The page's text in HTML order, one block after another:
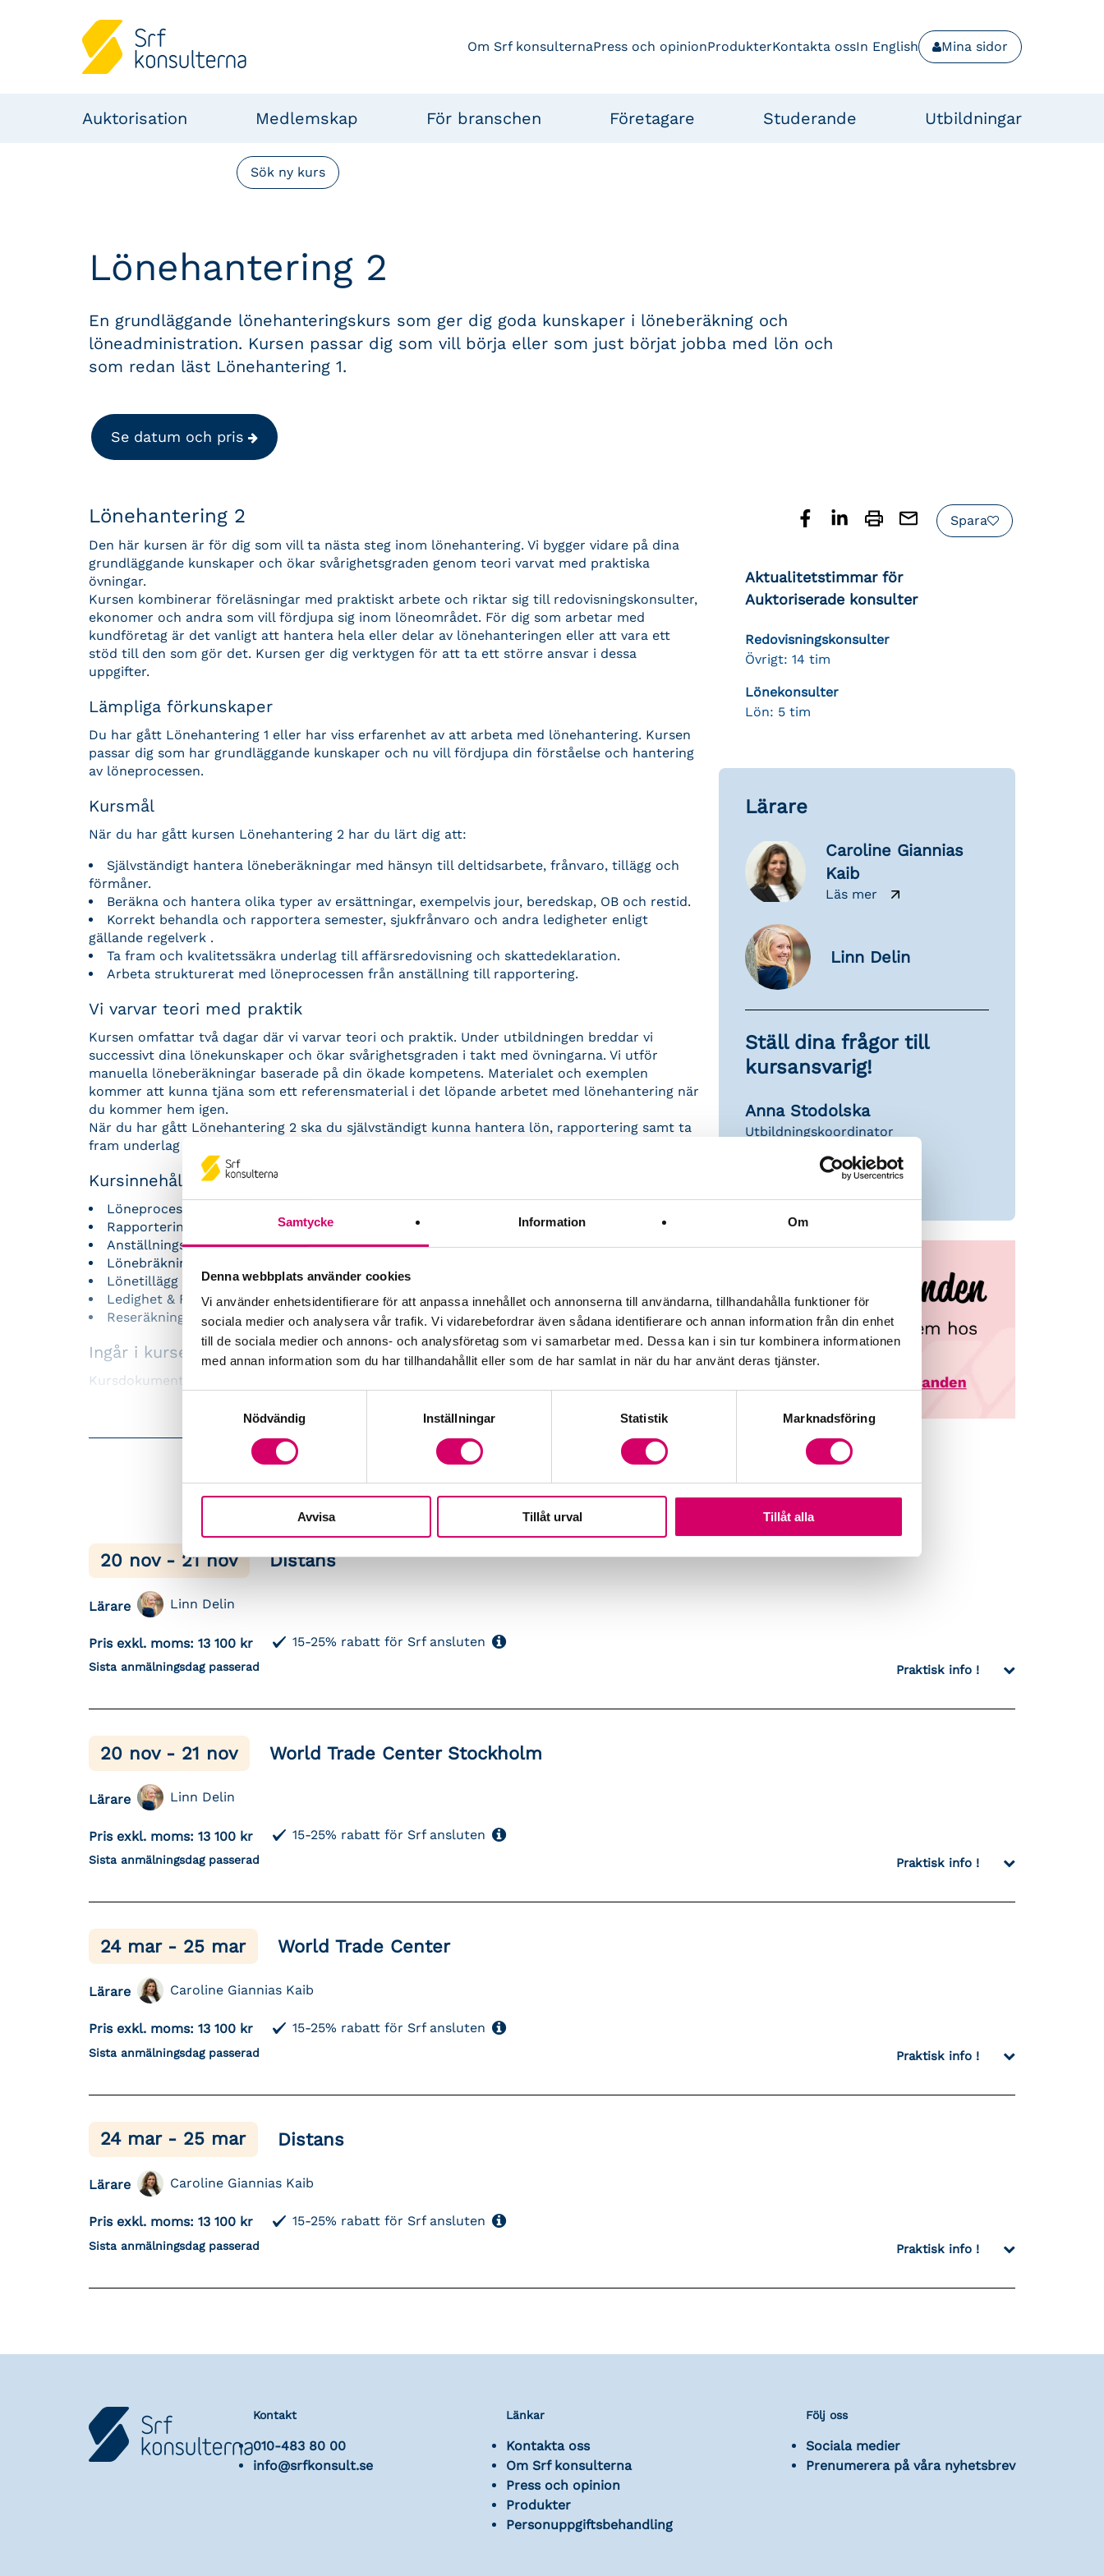
Samtycke Information Om
Denna webbplats använder cookies
Vi använder enhetsidentifierare för att anpassa innehållet och annonserna till användarna, tillhandahålla funktioner för
sociala medier och analysera vår trafik. Vi vidarebefordrar även sådana identifierare och annan information från din enhet
till de sociala medier och annons- och analysföretag som vi samarbetar med. Dessa kan i sin tur kombinera informationen
med annan information som du har tillhandahållit eller som de har samlat in när du har använt deras tjänster.
Nödvändig
Inställningar Statistik Marknadsföring
Avvisa Tillåt urval Tillåt alla
Om Srf konsulternaPress och opinionProdukterKontakta ossIn English Mina sidor
Auktorisation Medlemskap För branschen Företagare Studerande Utbildningar
Sök ny kurs
Lönehantering 2
En grundläggande lönehanteringskurs som ger dig goda kunskaper i löneberäkning och
löneadministration. Kursen passar dig som vill börja eller som just börjat jobba med lön och
som redan läst Lönehantering 1.
Se datum och pris
Lönehantering 2
Den här kursen är för dig som vill ta nästa steg inom lönehantering. Vi bygger vidare på dina
grundläggande kunskaper och ökar svårighetsgraden genom teori varvat med praktiska
övningar.
Kursen kombinerar föreläsningar med praktiskt arbete och riktar sig till redovisningskonsulter,
ekonomer och andra som vill fördjupa sig inom löneområdet. För dig som arbetar med
kundföretag är det vanligt att hantera hela eller delar av lönehanteringen eller att vara ett
stöd till den som gör det. Kursen ger dig verktygen för att ta ett större ansvar i dessa
uppgifter.
Lämpliga förkunskaper
Du har gått Lönehantering 1 eller har viss erfarenhet av att arbeta med lönehantering. Kursen
passar dig som har grundläggande kunskaper och nu vill fördjupa din förståelse och hantering
av löneprocessen.
Kursmål
När du har gått kursen Lönehantering 2 har du lärt dig att:
Självständigt hantera löneberäkningar med hänsyn till deltidsarbete, frånvaro, tillägg och
förmåner.
Beräkna och hantera olika typer av ersättningar, exempelvis jour, beredskap, OB och restid.
Korrekt behandla och rapportera semester, sjukfrånvaro och andra ledigheter enligt
gällande regelverk .
Ta fram och kvalitetssäkra underlag till affärsredovisning och skattedeklaration.
Arbeta strukturerat med löneprocessen från anställning till rapportering.
Vi varvar teori med praktik
Kursen omfattar två dagar där vi varvar teori och praktik. Under utbildningen breddar vi
successivt dina lönekunskaper och ökar svårighetsgraden i takt med övningarna. Vi utför
manuella löneberäkningar baserade på din ökade kompetens. Materialet och exemplen
kommer att kunna tjäna som ett referensmaterial i det löpande arbetet med lönehantering när
du kommer hem igen.
När du har gått Lönehantering 2 ska du självständigt kunna hantera lön, rapportering samt ta
fram underlag till affärsredovisning och skattedeklarationer.
Kursinnehåll
Löneprocessen
Rapportering
Anställningsprocess
Lönebräkning (del av månad)
Lönetillägg (jour, OB, beredskap, restid)
Ledighet & Frånvaro (semester intermittent, sjukfrånvaro)
Reseräkningar & Förmånsberäkning (traktamente, kilometerersättning mm)
Ingår i kursen Lönehantering 2
Kursdokumentation, för- och eftermiddagsfika samt lunch vid klassrum variant.
Lönehantering 3
Spara
Aktualitetstimmar för
Auktoriserade konsulter
Redovisningskonsulter
Övrigt: 14 tim
Lönekonsulter
Lön: 5 tim
Lärare
Caroline Giannias
Kaib
Läs mer
Linn Delin
Ställ dina frågor till
kursansvarig!
Anna Stodolska
Utbildningskoordinator
Skicka E-post
20 nov - 21 nov Distans
Lärare Linn Delin
Pris exkl. moms: 13 100 kr 15-25% rabatt för Srf ansluten
Sista anmälningsdag passerad Praktisk info !
20 nov - 21 nov World Trade Center Stockholm
Lärare Linn Delin
Pris exkl. moms: 13 100 kr 15-25% rabatt för Srf ansluten
Sista anmälningsdag passerad Praktisk info !
24 mar - 25 mar World Trade Center
Lärare Caroline Giannias Kaib
Pris exkl. moms: 13 100 kr 15-25% rabatt för Srf ansluten
Sista anmälningsdag passerad Praktisk info !
24 mar - 25 mar Distans
Lärare Caroline Giannias Kaib
Pris exkl. moms: 13 100 kr 15-25% rabatt för Srf ansluten
Sista anmälningsdag passerad Praktisk info !
Kontakt
010-483 80 00
info@srfkonsult.se
Länkar
Kontakta oss
Om Srf konsulterna
Press och opinion
Produkter
Personuppgiftsbehandling
Följ oss
Sociala medier
Prenumerera på våra nyhetsbrev